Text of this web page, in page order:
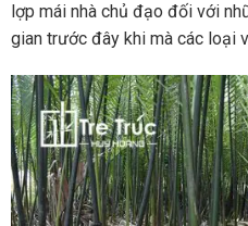
lợp mái nhà chủ đạo đối với
gian trước đây khi mà các loại